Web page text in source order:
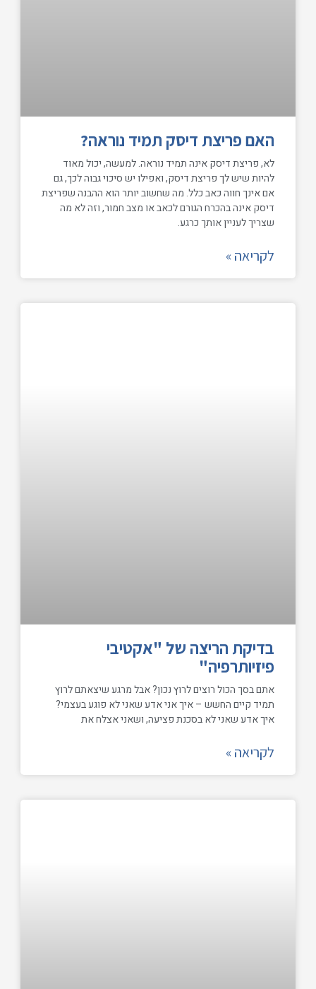
האם פריצת דיסק תמיד נוראה?
לא, פריצת דיסק אינה תמיד נוראה. למעשה, יכול מאוד
להיות שיש לך פריצת דיסק, ואפילו יש סיכוי גבוה לכך, גם
אם אינך חווה כאב כלל. מה שחשוב יותר הוא ההבנה שפריצת
דיסק אינה בהכרח הגורם לכאב או מצב חמור, וזה לא מה
שצריך לעניין אותך כרגע.
לקריאה »
בדיקת הריצה של "אקטיבי
פיזיותרפיה"
אתם בסך הכול רוצים לרוץ נכון? אבל מרגע שיצאתם לרוץ
תמיד קיים החשש – איך אני אדע שאני לא פוגע בעצמי?
איך אדע שאני לא בסכנת פציעה, ושאני אצלח את
לקריאה »